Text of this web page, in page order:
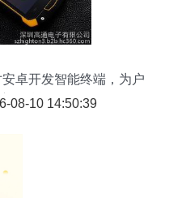
卓开发智能终端，为户
用赋能
08-10 14:50:39